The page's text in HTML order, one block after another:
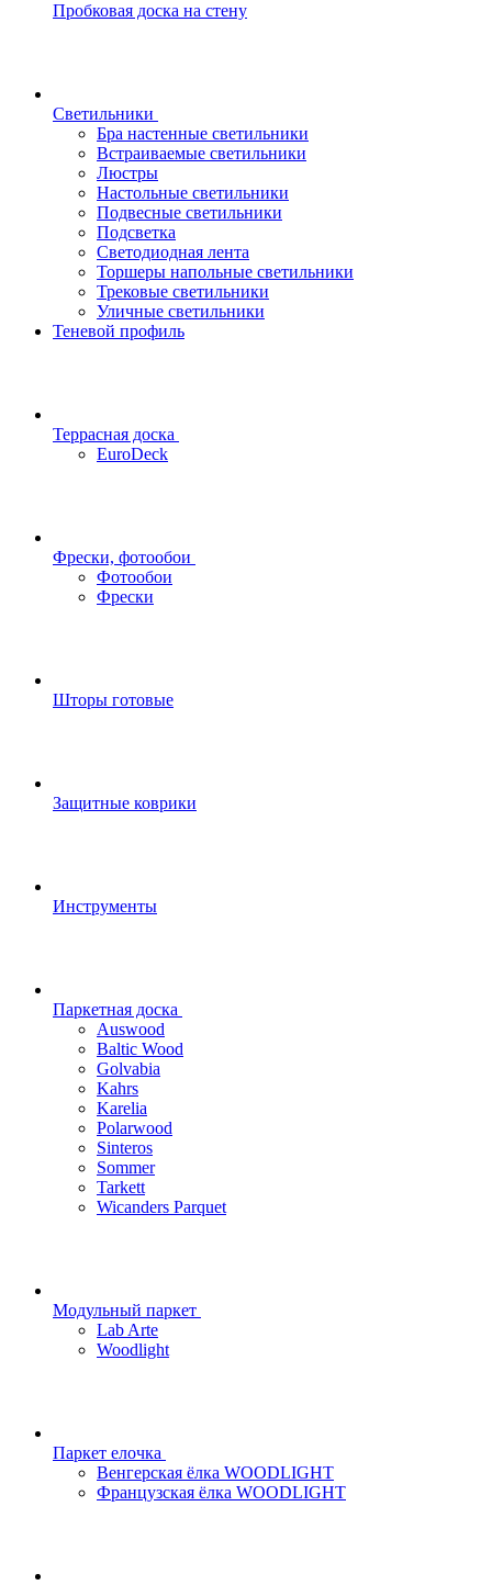
Пробковая доска на стену
Светильники
Бра настенные светильники
Встраиваемые светильники
Люстры
Настольные светильники
Подвесные светильники
Подсветка
Светодиодная лента
Торшеры напольные светильники
Трековые светильники
Уличные светильники
Теневой профиль
Террасная доска
EuroDeck
Фрески, фотообои
Фотообои
Фрески
Шторы готовые
Защитные коврики
Инструменты
Паркетная доска
Auswood
Baltic Wood
Golvabia
Kahrs
Karelia
Polarwood
Sinteros
Sommer
Tarkett
Wicanders Parquet
Модульный паркет
Lab Arte
Woodlight
Паркет елочка
Венгерская ёлка WOODLIGHT
Французская ёлка WOODLIGHT